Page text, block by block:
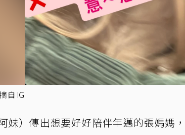
自IG
阿妹）傳出想要好好陪伴年邁的張媽媽